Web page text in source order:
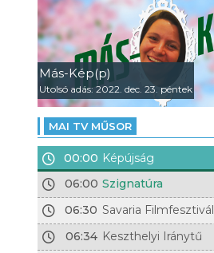
Más-Kép(p)
Utolsó adás: 2022. dec. 23. péntek
MAI TV MŰSOR
00:00 Képújság
06:00 Szignatúra
06:30 Savaria Filmfesztivál
06:34 Keszthelyi Iránytű